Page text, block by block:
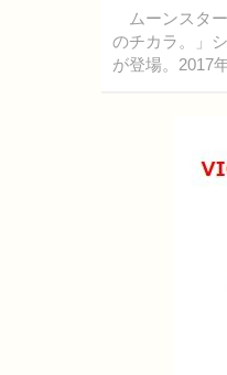
ムーンスター
のチカラ。」
が登場。2017